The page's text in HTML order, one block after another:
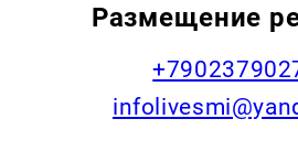
Размещение